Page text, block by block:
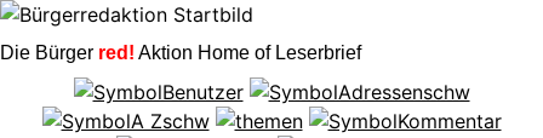
Die Bürger red! Aktion Home of Leserbrief